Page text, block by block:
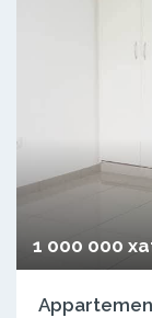
1 000 000